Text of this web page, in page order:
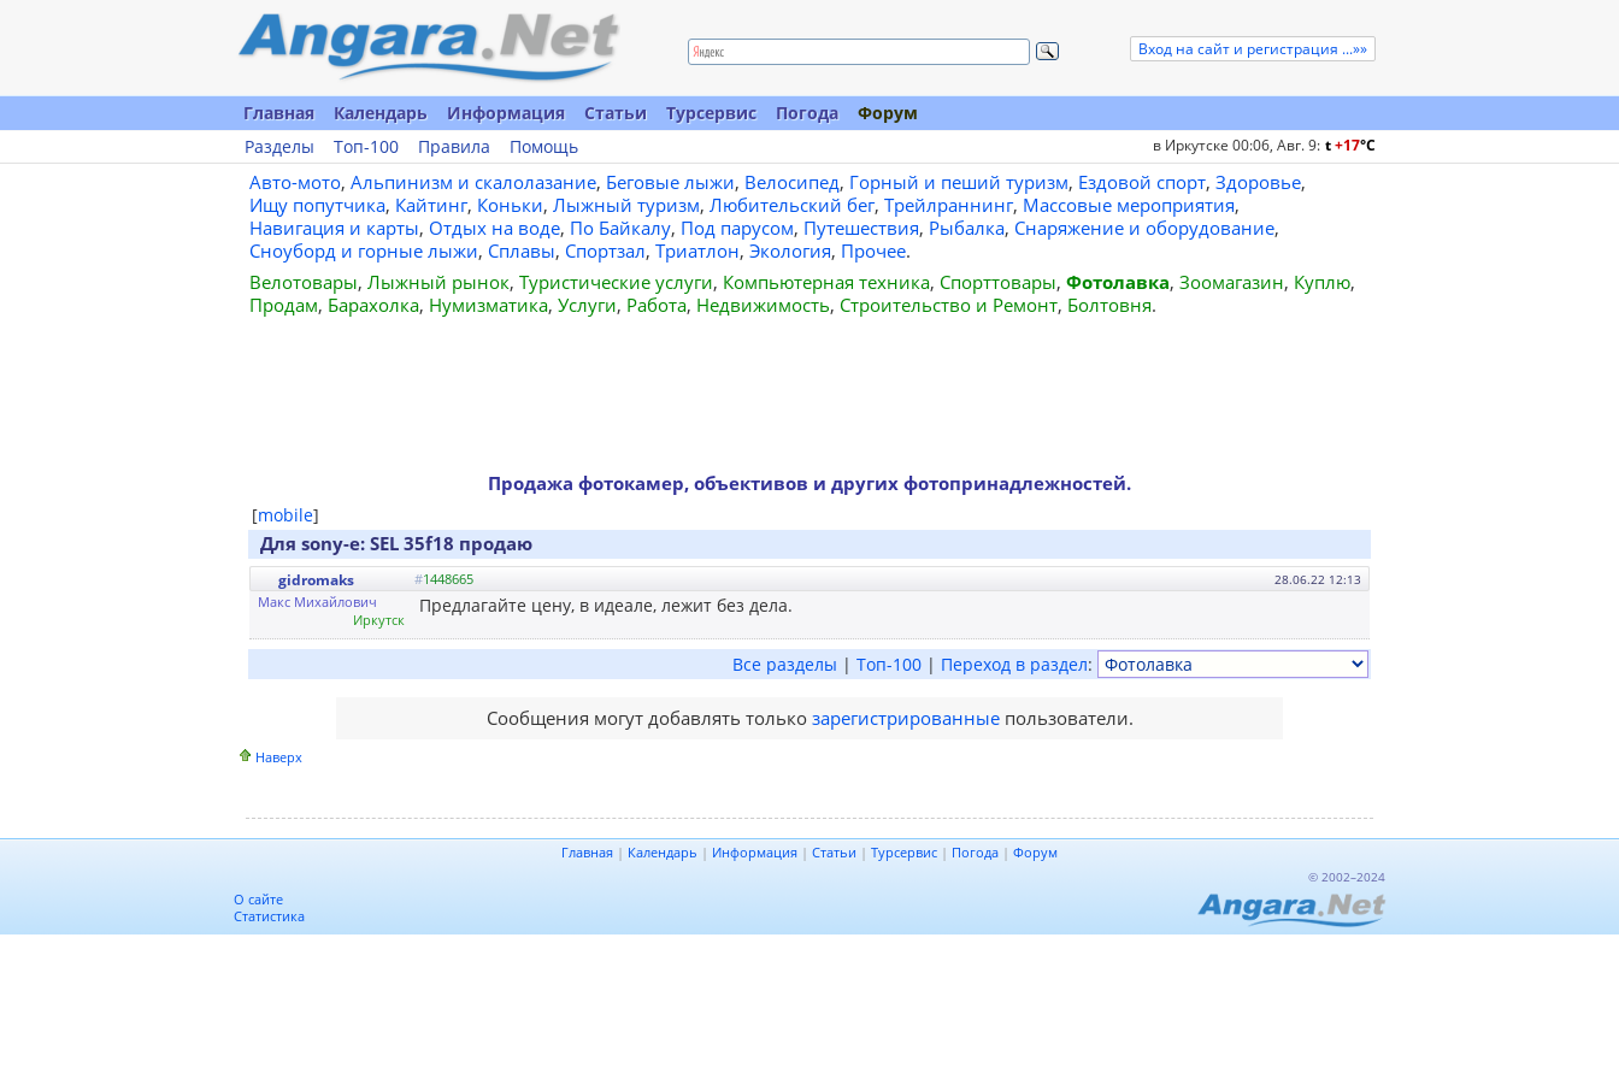
Вход на сайт и регистрация ...»»
Главная Календарь Информация Статьи Турсервис Погода
Форум
Разделы
Топ-100 Правила Помощь в Иркутске 00:06, Авг. 9: t+17°C
Авто-мото, Альпинизм и скалолазание, Беговые лыжи, Велосипед, Горный и пеший туризм, Ездовой спорт, Здоровье,
Ищу попутчика, Кайтинг, Коньки, Лыжный туризм, Любительский бег, Трейлраннинг, Массовые мероприятия,
Навигация и карты, Отдых на воде, По Байкалу, Под парусом, Путешествия, Рыбалка, Снаряжение и оборудование,
Сноуборд и горные лыжи, Сплавы, Спортзал, Триатлон, Экология, Прочее.
Велотовары, Лыжный рынок, Туристические услуги, Компьютерная техника, Спорттовары, Фотолавка, Зоомагазин, Куплю,
Продам, Барахолка, Нумизматика, Услуги, Работа, Недвижимость, Строительство и Ремонт, Болтовня.
Продажа фотокамер, объективов и других фотопринадлежностей.
[mobile]
Для sony-e: SEL 35f18 продаю
28.06.22 12:13
gidromaks #1448665
Макс Михайлович
Иркутск
Предлагайте цену, в идеале, лежит без дела.
Все разделы | Топ-100 | Переход в раздел:
Сообщения могут добавлять только зарегистрированныепользователи.
Наверх
Главная | Календарь | Информация | Статьи | Турсервис | Погода | Форум
О сайте
Статистика
© 2002–2024